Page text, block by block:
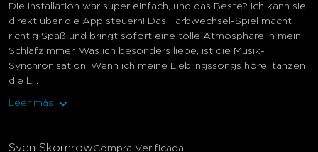
Die Installation war super einfach, und das Beste? Ich kann sie
direkt über die App steuern! Das Farbwechsel-Spiel macht
richtig Spaß und bringt sofort eine tolle Atmosphäre in mein
Schlafzimmer. Was ich besonders liebe, ist die Musik-
Synchronisation. Wenn ich meine Lieblingssongs höre, tanzen
die L...
Leer más
Sven SkomrowCompra Verificada